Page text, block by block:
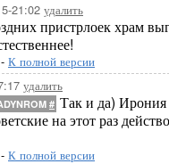
21:02 удалить
пристрлоек храм
- К полной версии
удалить
# Так и да) Ирония
на этот раз
- К полной версии